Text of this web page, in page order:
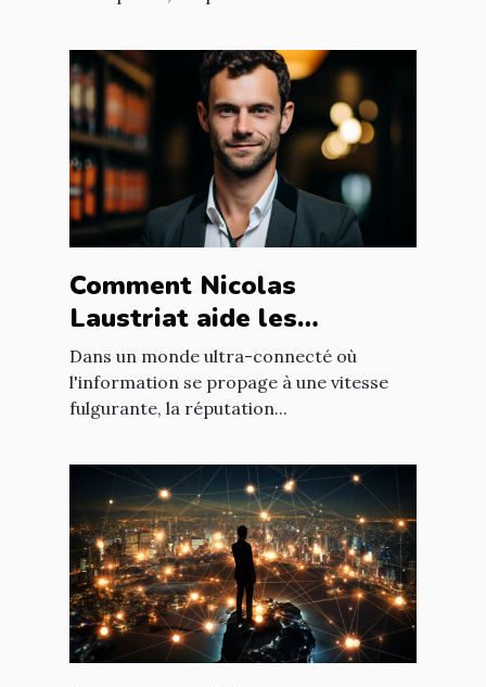
Comment Nicolas
Laustriat aide les
entreprises à améliorer
leur e-réputation
Dans un monde ultra-connecté où
l'information se propage à une vitesse
fulgurante, la réputation...